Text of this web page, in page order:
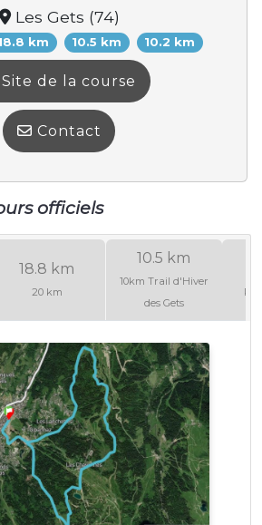
Les Gets (74)
km 10.5 km 10.2 km
Site de la course
Contact
officiels
18.8 km
20 km
10.5 km
10km Trail d'Hiver
des Gets